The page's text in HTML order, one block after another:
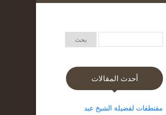
أحدث المقالات
مقتطفات لفضيلة الشيخ عبد